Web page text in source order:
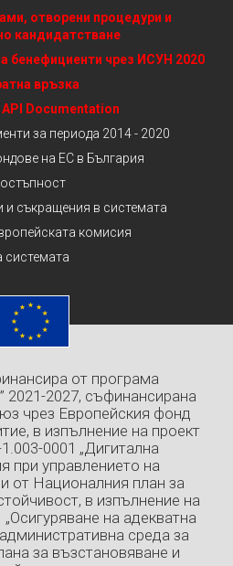
отворени процедури и
кандидатстване
бенефициенти чрез ИСУН 2020
връзка
API Documentation
за периода 2014 - 2020
на ЕС в България
и съкращения в системата
комисия
системата
от програма
2021-2027, съфинансирана
чрез Европейския фонд
в изпълнение на проект
0001 „Дигитална
при управлението на
от Националния план за
в изпълнение на
на адекватна
среда за
за възстановяване и